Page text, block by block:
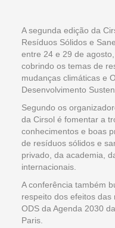
A segunda edição da
Resíduos Sólidos e
entre 24 e 29 de
cobrindo os temas de
mudanças climáticas e
Desenvolvimento
Segundo os
da Cirsol é fomentar a
conhecimentos e boas
de resíduos sólidos e
privado, da academia,
internacionais.
A conferência também
respeito dos efeitos
ODS da Agenda 2030
Paris.